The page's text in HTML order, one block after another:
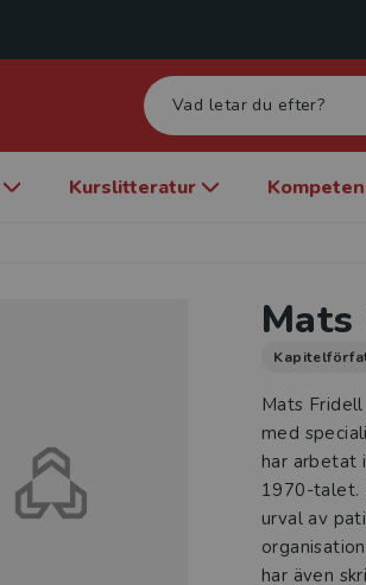
Kurslitteratur
Mats
med
har arbetat
1970-talet.
urval av
har även